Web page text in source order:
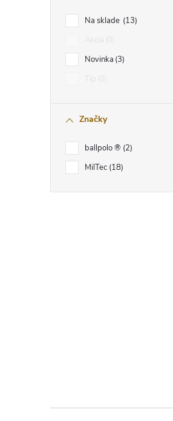
Na sklade 13
Novinka 3
Značky
ballpolo ® 2
MilTec 18